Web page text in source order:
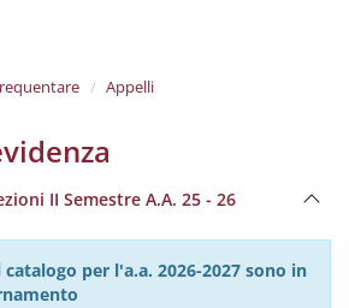
Appelli
II Semestre A.A. 25 - 26
per l'a.a. 2026-2027 sono in